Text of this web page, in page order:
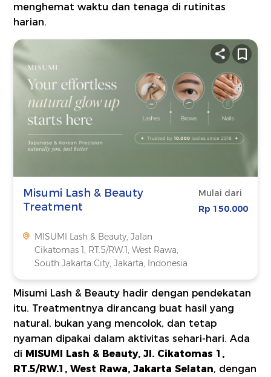
menghemat waktu dan tenaga di rutinitas
harian.
Misumi Lash & Beauty
Treatment
MISUMI Lash & Beauty, Jalan
Cikatomas 1, RT.5/RW.1, West Rawa,
South Jakarta City, Jakarta, Indonesia
Mulai dari
Rp 150.000
Misumi Lash & Beauty hadir dengan pendekatan
itu. Treatmentnya dirancang buat hasil yang
natural, bukan yang mencolok, dan tetap
nyaman dipakai dalam aktivitas sehari-hari. Ada
di MISUMI Lash & Beauty, Jl. Cikatomas 1,
RT.5/RW.1, West Rawa, Jakarta Selatan, dengan